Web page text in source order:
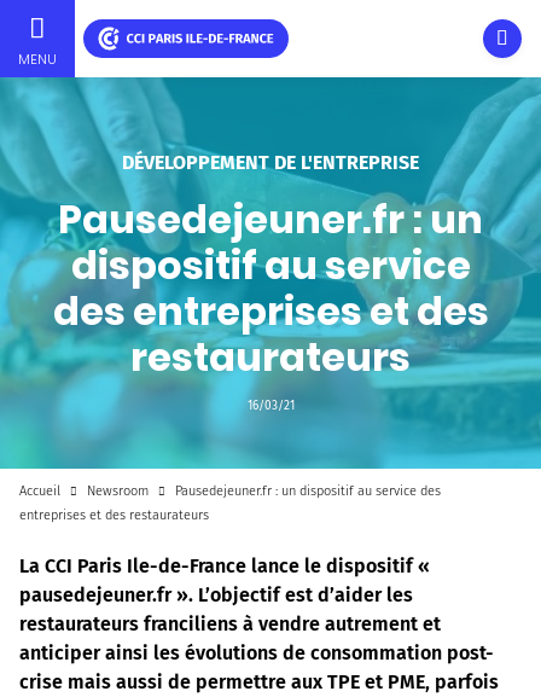
Aller
contenu
principal
MENU
DÉVELOPPEMENT DE L'ENTREPRISE
Pausedejeuner.fr : un
dispositif au service
des entreprises et des
restaurateurs
16/03/21
Accueil Newsroom
Pausedejeuner.fr : un dispositif au service des
entreprises et des restaurateurs
La CCI Paris Ile-de-France lance le dispositif «
pausedejeuner.fr ». L’objectif est d’aider les
restaurateurs franciliens à vendre autrement et
anticiper ainsi les évolutions de consommation post-
crise mais aussi de permettre aux TPE et PME, parfois